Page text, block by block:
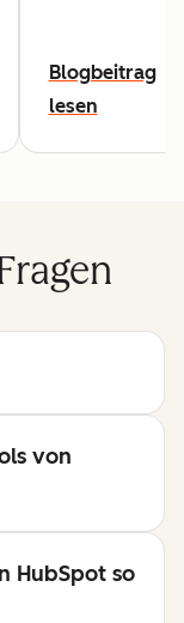
Blogbeitrag
lesen
von
HubSpot so